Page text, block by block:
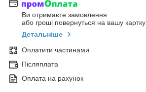
Ви отримаєте замовлення
або гроші повернуться на вашу картку
Детальніше
Оплатити частинами
Післяплата
Оплата на рахунок